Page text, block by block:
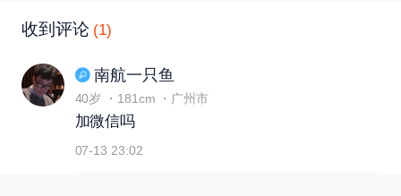
收到评论 (1)
南航一只鱼
40岁 ・181cm ・广州市
加微信吗
07-13 23:02